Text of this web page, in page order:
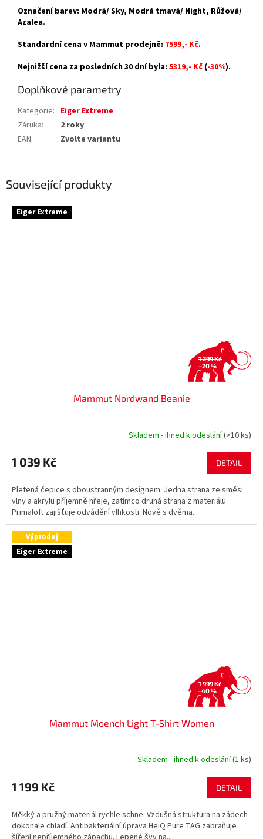
Související produkty
Eiger Extreme
1 299 Kč
–20 %
Mammut Nordwand Beanie
Skladem - ihned k odeslání(>10 ks)
1 039 Kč DETAIL
Pletená čepice s oboustranným designem. Jedna strana ze směsi
vlny a akrylu příjemně hřeje, zatímco druhá strana z materiálu
Primaloft zajišťuje odvádění vlhkosti. Nově s dvěma...
Výprodej
Eiger Extreme
1 999 Kč
–40 %
Mammut Moench Light T-Shirt Women
Skladem - ihned k odeslání(1 ks)
1 199 Kč DETAIL
Měkký a pružný materiál rychle schne. Vzdušná struktura na zádech
dokonale chladí. Antibakteriální úprava HeiQ Pure TAG zabraňuje
Označení barev: Modrá/ Sky, Modrá tmavá/ Night, Růžová/
Azalea.
Standardní cena v Mammut prodejně: 7599,- Kč.
Nejnižší cena za posledních 30 dní byla: 5319,- Kč (-30%).
Doplňkové parametry
Kategorie: Eiger Extreme
Záruka:
2 roky
EAN: Zvolte variantu